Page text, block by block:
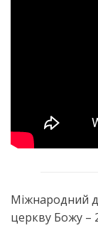
Міжнародний
церкву Божу –